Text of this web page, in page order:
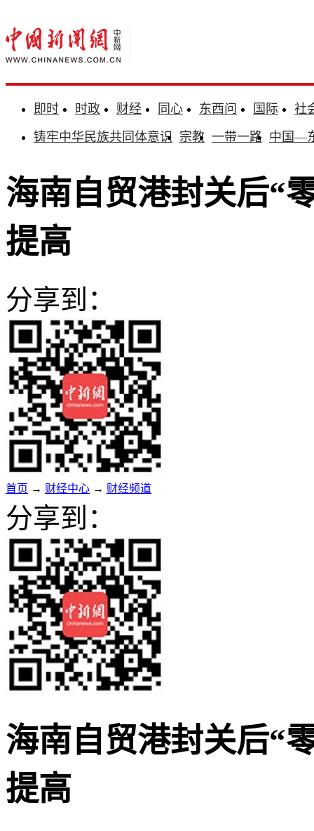
即时 时政 财经 同心 东西问 国际
社
铸牢中华民族共同体意识 宗教 一带一路 中国—
海南自贸港封关后“
提高
分享到：
首页 → 财经中心 → 财经频道
分享到：
海南自贸港封关后“
提高